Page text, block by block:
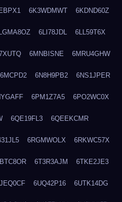
6K3WDMWT 6KDND60Z
6LI78JDL 6LL59T6X
6MNBISNE 6MRU4GHW
6N8H9PB2 6NS1JPER
6PM1Z7A5 6PO2WC0X
6QE19FL3 6QEEKCMR
6RGMWOLX 6RKWC57X
6T3R3AJM 6TKE2JE3
6UQ42P16 6UTK14DG